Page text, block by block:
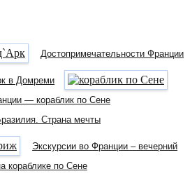
Достопримечательности Франции
в Домреми
— кораблик по Сене
Страна мечты
Экскурсии во Франции – вечерний
кораблике по Сене